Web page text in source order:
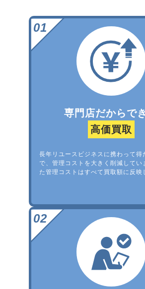
専門店だからで
高価買取
長年リユースビジネスに携わって得
で、管理コストを大きく削減してい
た管理コストはすべて買取額に反映